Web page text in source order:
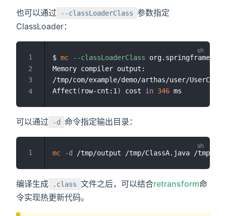
也可以通过 --classLoaderClass 参数指定
ClassLoader：
$ mc --classLoaderClass
Memory compiler output:
/tmp/com/example/demo/arthas/user/
Affect ( row-cnt:1 ) cost in 346
可以通过 -d 命令指定输出目录：
mc -d
编译生成 .class 文件之后，可以结合retransform命
令实现热更新代码。